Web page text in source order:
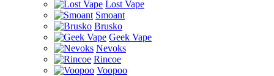
Lost Vape
Smoant
Brusko
Geek Vape
Nevoks
Rincoe
Voopoo